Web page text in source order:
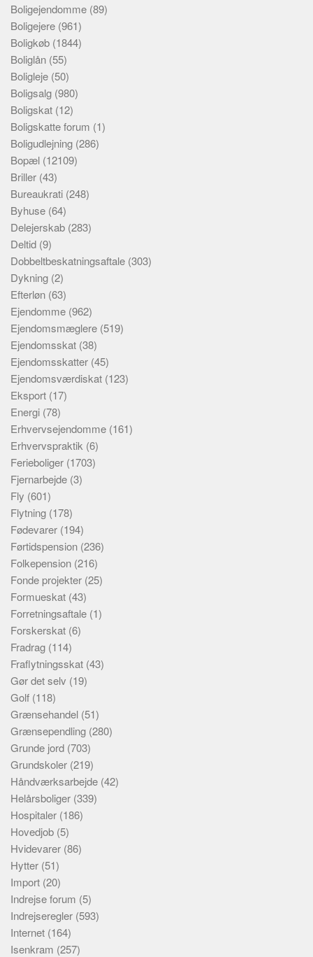
Boligejendomme (89)
Boligejere (961)
Boligkøb (1844)
Boliglån (55)
Boligleje (50)
Boligsalg (980)
Boligskat (12)
Boligskatte forum (1)
Boligudlejning (286)
Bopæl (12109)
Briller (43)
Bureaukrati (248)
Byhuse (64)
Delejerskab (283)
Deltid (9)
Dobbeltbeskatningsaftale (303)
Dykning (2)
Efterløn (63)
Ejendomme (962)
Ejendomsmæglere (519)
Ejendomsskat (38)
Ejendomsskatter (45)
Ejendomsværdiskat (123)
Eksport (17)
Energi (78)
Erhvervsejendomme (161)
Erhvervspraktik (6)
Ferieboliger (1703)
Fjernarbejde (3)
Fly (601)
Flytning (178)
Fødevarer (194)
Førtidspension (236)
Folkepension (216)
Fonde projekter (25)
Formueskat (43)
Forretningsaftale (1)
Forskerskat (6)
Fradrag (114)
Fraflytningsskat (43)
Gør det selv (19)
Golf (118)
Grænsehandel (51)
Grænsependling (280)
Grunde jord (703)
Grundskoler (219)
Håndværksarbejde (42)
Helårsboliger (339)
Hospitaler (186)
Hovedjob (5)
Hvidevarer (86)
Hytter (51)
Import (20)
Indrejse forum (5)
Indrejseregler (593)
Internet (164)
Isenkram (257)